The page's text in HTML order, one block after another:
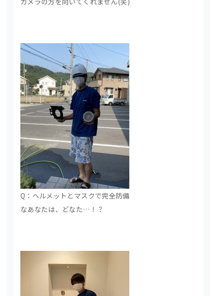
Q：ヘルメットとマスクで完全防備
なあなたは、どなた…！？